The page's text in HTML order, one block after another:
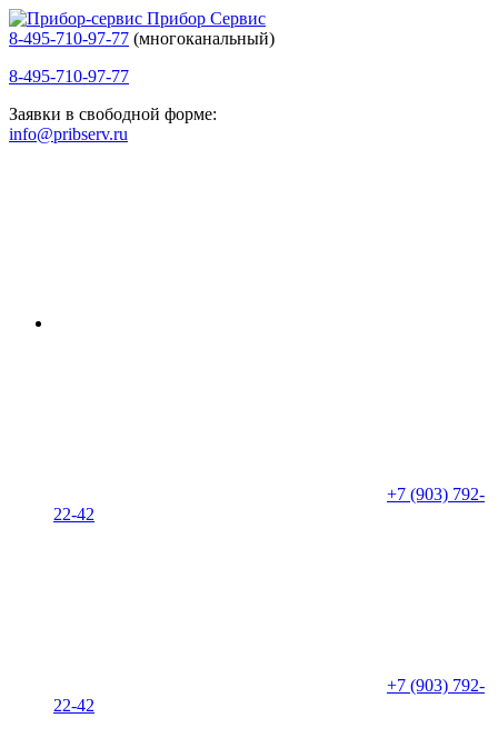
Прибор Сервис
8-495-710-97-77 (многоканальный)
8-495-710-97-77
Заявки в свободной форме:
info@pribserv.ru
+7 (903) 792-
22-42
+7 (903) 792-
22-42